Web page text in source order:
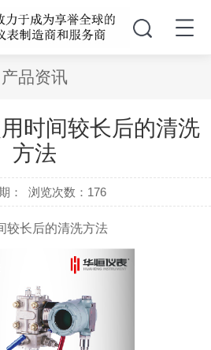
产品资讯
时间较长后的清洗
方法
： 浏览次数： 176
长后的清洗方法